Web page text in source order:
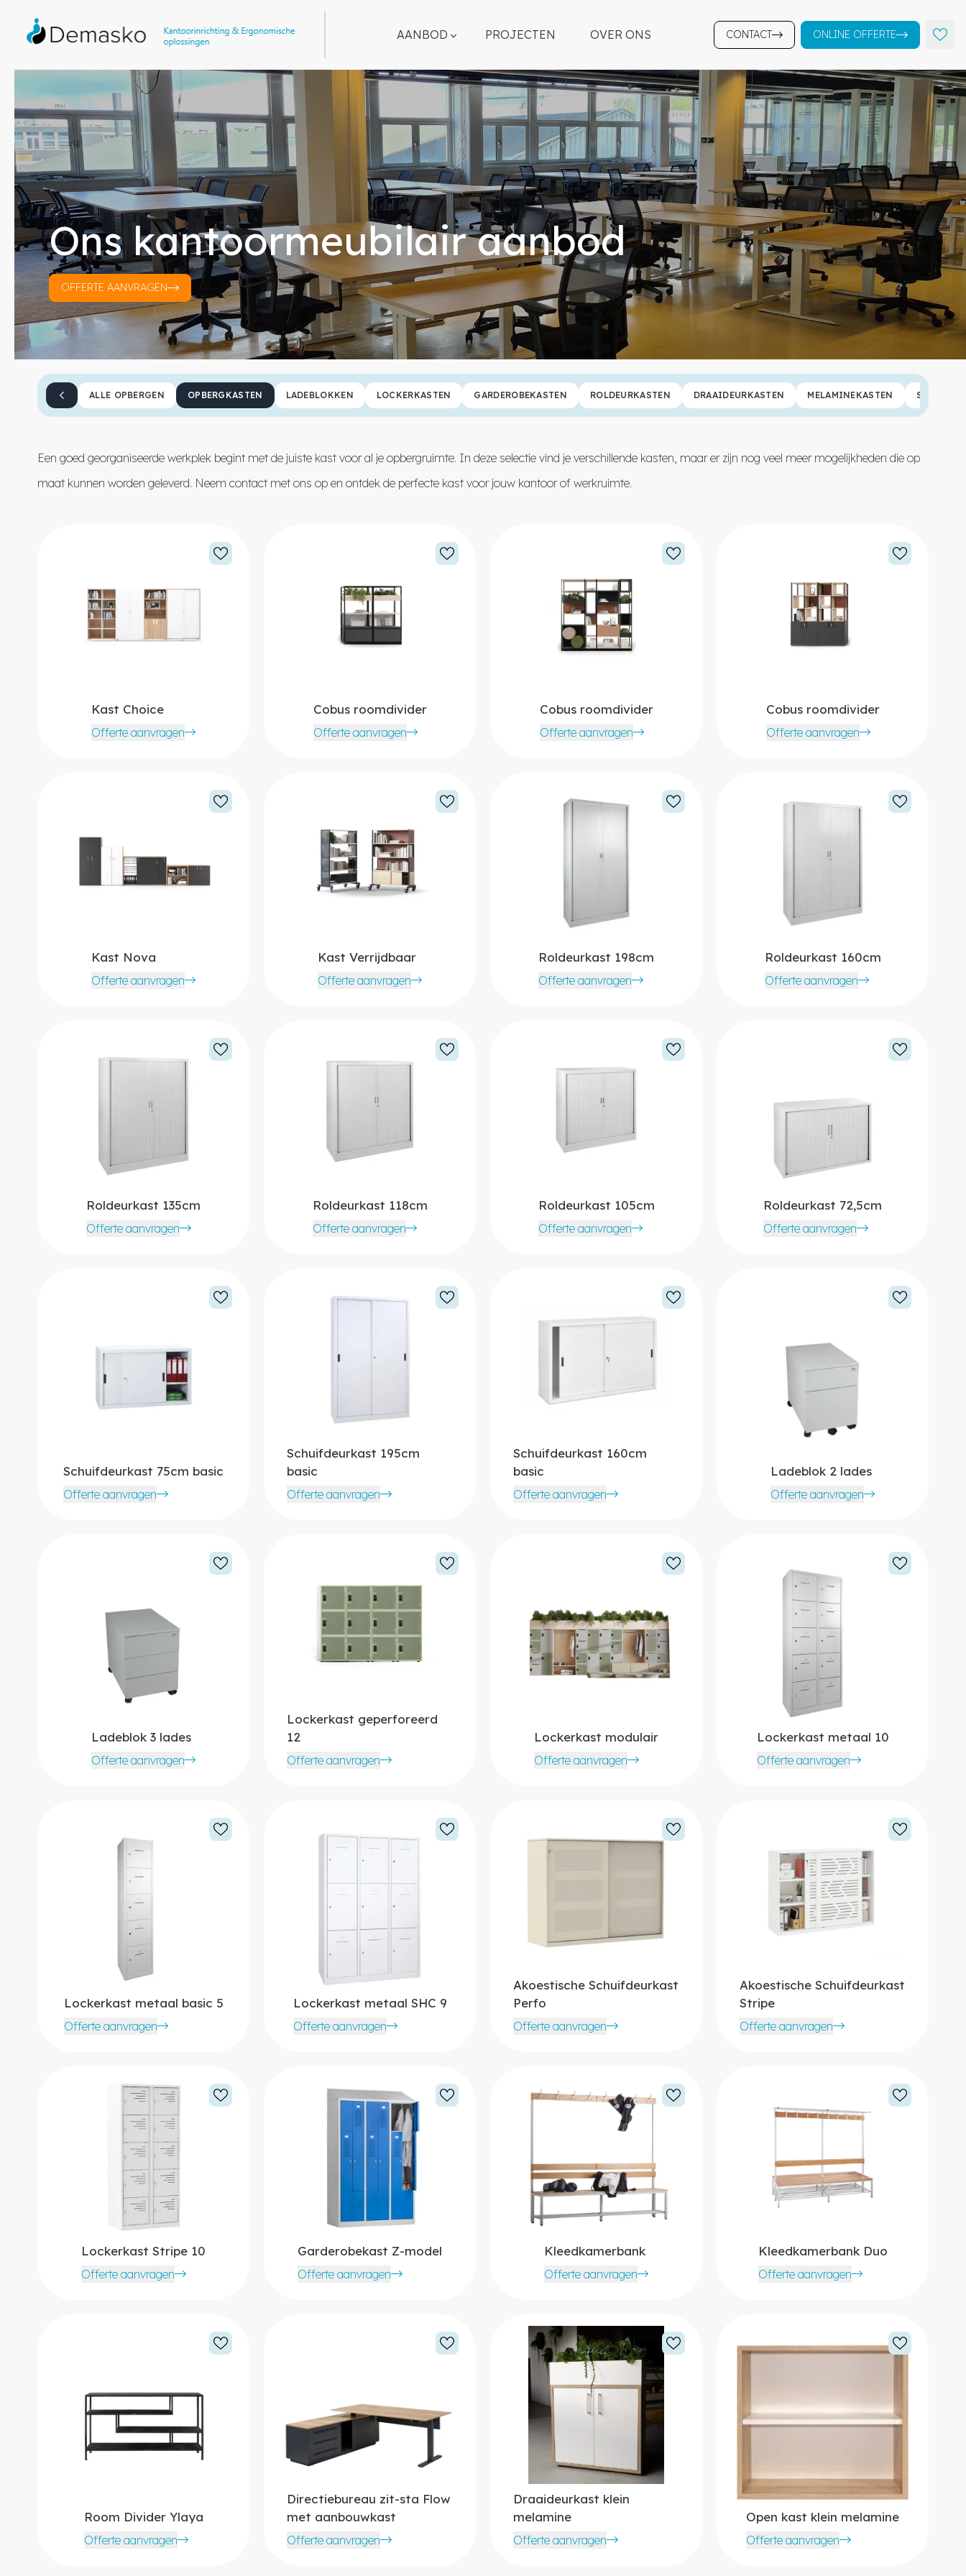
CONTACT ONLINE OFFERTE
AANBOD PROJECTEN OVER ONS
Ons kantoormeubilair aanbod
OFFERTE AANVRAGEN
ALLE OPBERGEN OPBERGKASTEN LADEBLOKKEN LOCKERKASTEN GARDEROBEKASTEN ROLDEURKASTEN DRAAIDEURKASTEN MELAMINEKASTEN
Een goed georganiseerde werkplek begint met de juiste kast voor al je opbergruimte. In deze selectie vind je verschillende kasten, maar er zijn nog veel meer mogelijkheden die op
maat kunnen worden geleverd. Neem contactmet ons op en ontdek de perfecte kast voor jouw kantoor of werkruimte.
Kast Choice
Offerte aanvragen
Cobus roomdivider
Offerte aanvragen
Cobus roomdivider
Offerte aanvragen
Cobus roomdivider
Offerte aanvragen
Kast Nova
Offerte aanvragen
Kast Verrijdbaar
Offerte aanvragen
Roldeurkast 198cm
Offerte aanvragen
Roldeurkast 160cm
Offerte aanvragen
Roldeurkast 135cm
Offerte aanvragen
Roldeurkast 118cm
Offerte aanvragen
Roldeurkast 105cm
Offerte aanvragen
Roldeurkast 72,5cm
Offerte aanvragen
Schuifdeurkast 75cm basic
Offerte aanvragen
Schuifdeurkast 195cm
basic
Offerte aanvragen
Schuifdeurkast 160cm
basic
Offerte aanvragen
Ladeblok 2 lades
Offerte aanvragen
Ladeblok 3 lades
Offerte aanvragen
Lockerkast geperforeerd
12
Offerte aanvragen
Lockerkast modulair
Offerte aanvragen
Lockerkast metaal 10
Offerte aanvragen
Lockerkast metaal basic 5
Offerte aanvragen
Lockerkast metaal SHC 9
Offerte aanvragen
Akoestische Schuifdeurkast
Perfo
Offerte aanvragen
Akoestische Schuifdeurkast
Stripe
Offerte aanvragen
Lockerkast Stripe 10
Offerte aanvragen
Garderobekast Z-model
Offerte aanvragen
Kleedkamerbank
Offerte aanvragen
Kleedkamerbank Duo
Offerte aanvragen
Room Divider Ylaya
Offerte aanvragen
Directiebureau zit-sta Flow
met aanbouwkast
Offerte aanvragen
Draaideurkast klein
melamine
Offerte aanvragen
Open kast klein melamine
Offerte aanvragen